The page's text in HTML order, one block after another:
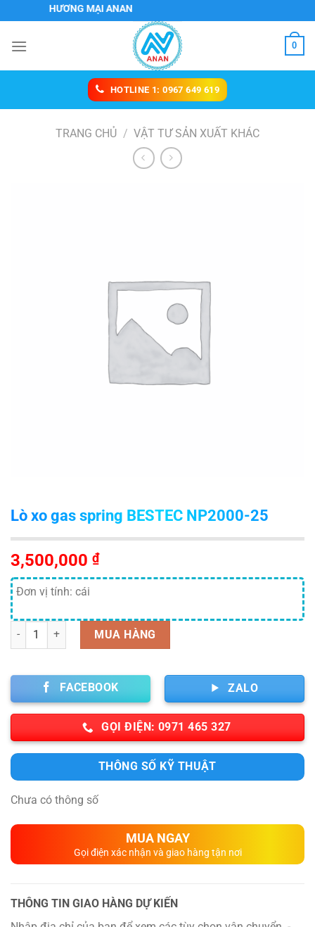
đến
nội
THƯƠNG MẠI ANAN
0
HOTLINE 1: 0967 649 619
TRANG CHỦ / VẬT TƯ SẢN XUẤT KHÁC
Lò xo gas spring BESTEC NP2000-25
3,500,000 ₫
Đơn vị tính: cái
Số lượng MUA HÀNG
FACEBOOK ZALO
GỌI ĐIỆN: 0971 465 327
THÔNG SỐ KỸ THUẬT
Chưa có thông số
MUA NGAY
Gọi điện xác nhận và giao hàng tận nơi
THÔNG TIN GIAO HÀNG DỰ KIẾN